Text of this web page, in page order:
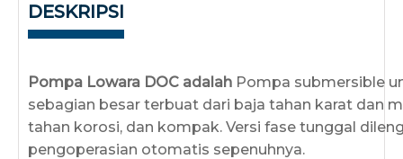
DESKRIPSI
Pompa Lowara DOC adalah Pompa submersible
sebagian besar terbuat dari baja tahan karat dan
tahan korosi, dan kompak. Versi fase tunggal
pengoperasian otomatis sepenuhnya.